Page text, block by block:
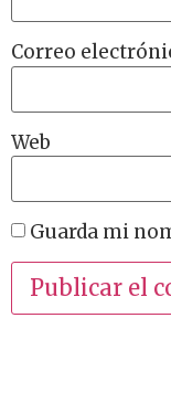
Correo
Web
Guarda mi